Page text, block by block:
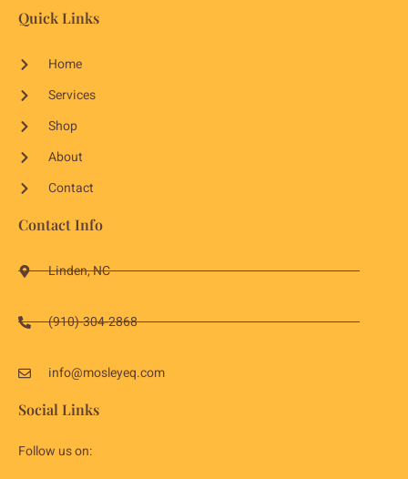
Quick Links
Home
Services
Shop
About
Contact
Contact Info
Linden, NC
(910)-304-2868
info@mosleyeq.com
Social Links
Follow us on: